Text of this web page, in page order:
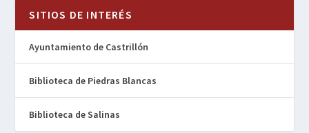
SITIOS DE INTERÉS
Ayuntamiento de Castrillón
Biblioteca de Piedras Blancas
Biblioteca de Salinas